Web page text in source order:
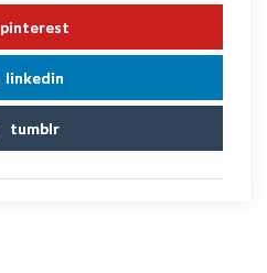
pinterest
linkedin
tumblr